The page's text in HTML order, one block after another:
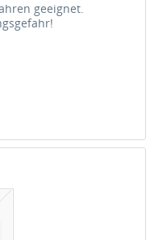
geeignet.